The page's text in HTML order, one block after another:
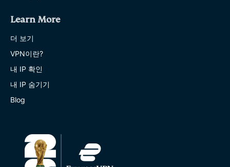
Learn More
더 보기
VPN이란?
내 IP 확인
내 IP 숨기기
Blog